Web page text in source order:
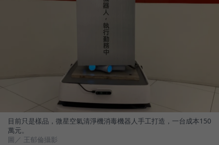
目前只是樣品，微星空氣清淨機消毒機器人手工打造，一台成本150
萬元。
圖／ 王郁倫攝影